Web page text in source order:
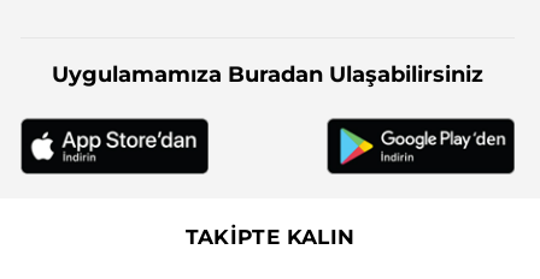
Uygulamamıza Buradan Ulaşabilirsiniz
TAKİPTE KALIN